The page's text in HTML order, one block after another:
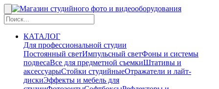
КАТАЛОГ
Для профессиональной студии
Постоянный светИмпульсный светФоны и системы
подвесаВсе для предметной съемкиШтативы и
аксессуарыСтойки студийныеОтражатели и лайт-
дискиЭффекты и мебель для